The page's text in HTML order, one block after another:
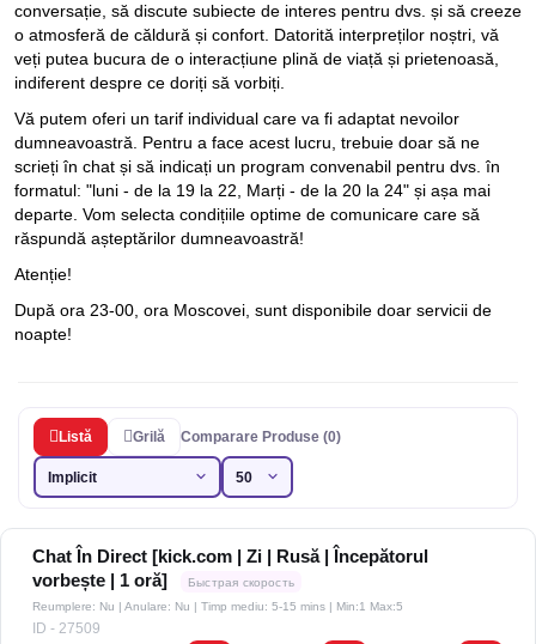
conversație, să discute subiecte de interes pentru dvs. și să creeze
o atmosferă de căldură și confort. Datorită interpreților noștri, vă
veți putea bucura de o interacțiune plină de viață și prietenoasă,
indiferent despre ce doriți să vorbiți.
Vă putem oferi un tarif individual care va fi adaptat nevoilor
dumneavoastră. Pentru a face acest lucru, trebuie doar să ne
scrieți în chat și să indicați un program convenabil pentru dvs. în
formatul: "luni - de la 19 la 22, Marți - de la 20 la 24" și așa mai
departe. Vom selecta condițiile optime de comunicare care să
răspundă așteptărilor dumneavoastră!
Atenție!
După ora 23-00, ora Moscovei, sunt disponibile doar servicii de
noapte!
Listă Grilă Comparare Produse (0)
Chat În Direct [kick.com | Zi | Rusă | Începătorul
vorbește | 1 oră]
Быстрая скорость
Reumplere: Nu | Anulare: Nu | Timp mediu: 5-15 mins | Min:1 Max:5
ID - 27509